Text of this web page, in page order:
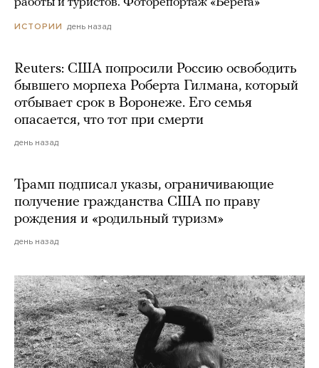
ИСТОРИИ день назад
Reuters: США попросили Россию освободить
бывшего морпеха Роберта Гилмана, который
отбывает срок в Воронеже. Его семья
опасается, что тот при смерти
день назад
Трамп подписал указы, ограничивающие
получение гражданства США по праву
рождения и «родильный туризм»
день назад